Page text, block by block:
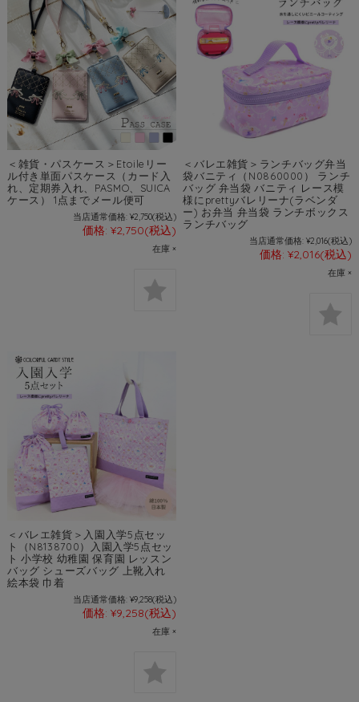
＜雑貨・パスケース＞Etoileリー
ル付き単面パスケース（カード入
れ、定期券入れ、PASMO、SUICA
ケース） 1点までメール便可
当店通常価格: ¥2,750(税込)
価格: ¥2,750(税込)
在庫 ×
＜バレエ雑貨＞ランチバッグ弁当
袋バニティ（N0860000） ランチ
バッグ 弁当袋 バニティ レース模
様にprettyバレリーナ(ラベンダ
ー) お弁当 弁当袋 ランチボックス
ランチバッグ
当店通常価格: ¥2,016(税込)
価格: ¥2,016(税込)
在庫 ×
＜バレエ雑貨＞入園入学5点セッ
ト（N8138700）入園入学5点セッ
ト 小学校 幼稚園 保育園 レッスン
バッグ シューズバッグ 上靴入れ
絵本袋 巾着
当店通常価格: ¥9,258(税込)
価格: ¥9,258(税込)
在庫 ×